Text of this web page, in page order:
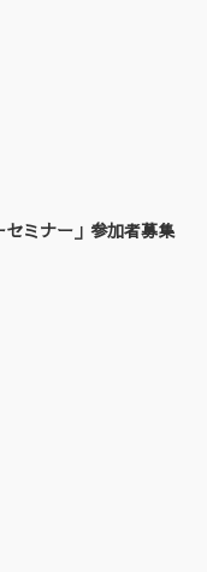
ミナー」参加者募集